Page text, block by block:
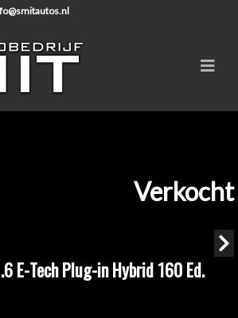
Verkocht
E-Tech Plug-in Hybrid 160 Ed.